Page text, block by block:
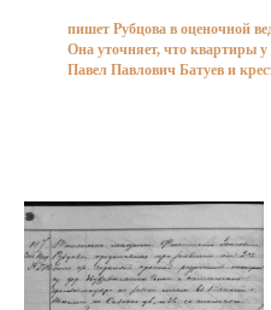
пишет Рубцова в оценочной
Она уточняет, что квартиры
Павел Павлович Батуев и